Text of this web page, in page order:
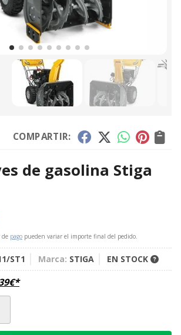
COMPARTIR:
de gasolina Stiga
de pago pueden variar el importe final del pedido.
ST1 Marca: STIGA EN STOCK
€*